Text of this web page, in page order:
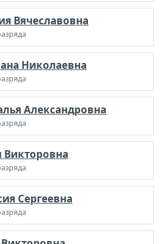
Вячеславовна
Николаевна
Александровна
Викторовна
Сергеевна